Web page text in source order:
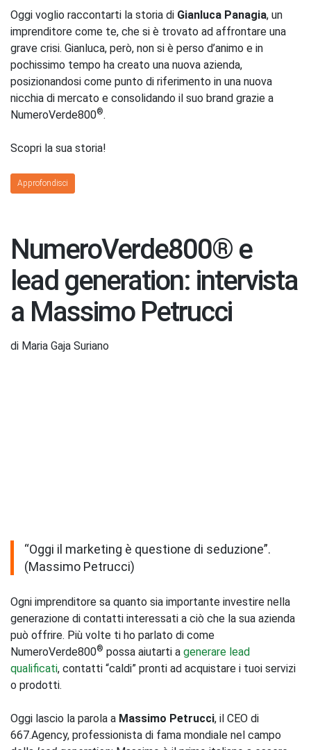
Oggi voglio raccontarti la storia di Gianluca Panagia, un
imprenditore come te, che si è trovato ad affrontare una
grave crisi. Gianluca, però, non si è perso d’animo e in
pochissimo tempo ha creato una nuova azienda,
posizionandosi come punto di riferimento in una nuova
nicchia di mercato e consolidando il suo brand grazie a
NumeroVerde800®.
Scopri la sua storia!
Approfondisci
NumeroVerde800® e
lead generation: intervista
a Massimo Petrucci
di Maria Gaja Suriano
“Oggi il marketing è questione di seduzione”.
(Massimo Petrucci)
Ogni imprenditore sa quanto sia importante investire nella
generazione di contatti interessati a ciò che la sua azienda
può offrire. Più volte ti ho parlato di come
NumeroVerde800® possa aiutarti a generare lead
qualificati, contatti “caldi” pronti ad acquistare i tuoi servizi
o prodotti.
Oggi lascio la parola a Massimo Petrucci, il CEO di
667.Agency, professionista di fama mondiale nel campo